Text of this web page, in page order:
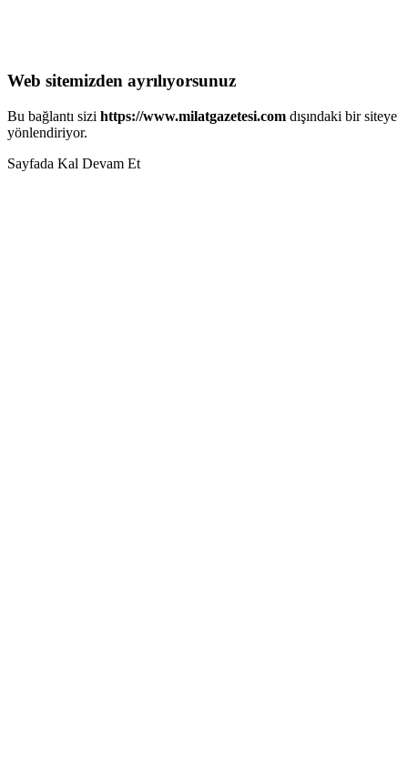
Web sitemizden ayrılıyorsunuz
Bu bağlantı sizi https://www.milatgazetesi.com dışındaki bir siteye
yönlendiriyor.
Sayfada Kal Devam Et